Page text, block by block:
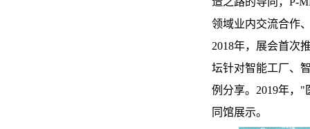
领域业内交流合作
2018年，展会首次
坛针对智能工厂、
例分享。2019年，
同馆展示。